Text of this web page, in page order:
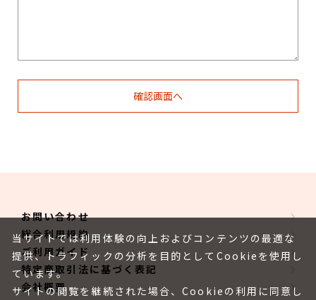
お問い合わせ
総合利用規約
ご利用ガイド
特定商取引法に基づく表記
会社概要
当サイトでは利用体験の向上およびコンテンツの最適な
提供、トラフィックの分析を目的としてCookieを使用し
ています。
サイトの閲覧を継続された場合、Cookieの利用に同意し